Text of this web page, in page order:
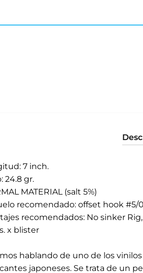
7 inch.
24.8 gr.
MATERIAL (salt 5%)
recomendado: offset hook #5/
recomendados: No sinker
x blister
hablando de uno de los
japoneses. Se trata de un